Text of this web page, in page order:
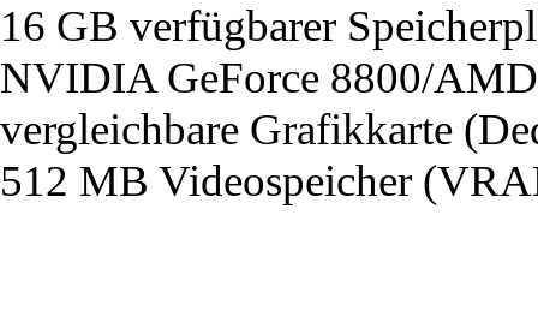
16 GB verfügbarer
NVIDIA GeForce 8800/
vergleichbare Grafikkarte
512 MB Videospeicher